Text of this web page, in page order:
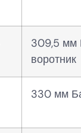
309,5 мм
воротник
330 мм